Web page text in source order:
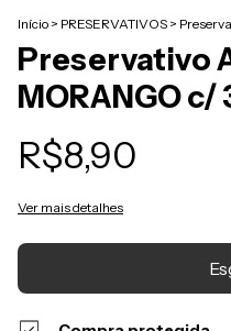
Início > PRESERVATIVOS >
Preservativo
MORANGO c/
R$8,90
Ver mais detalhes